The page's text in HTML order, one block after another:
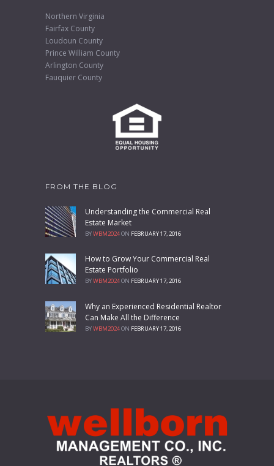
Northern Virginia
Fairfax County
Loudoun County
Prince William County
Arlington County
Fauquier County
FROM THE BLOG
Understanding the Commercial Real
Estate Market
BYWBM2024ON FEBRUARY 17, 2016
How to Grow Your Commercial Real
Estate Portfolio
BYWBM2024ON FEBRUARY 17, 2016
Why an Experienced Residential Realtor
Can Make All the Difference
BYWBM2024ON FEBRUARY 17, 2016